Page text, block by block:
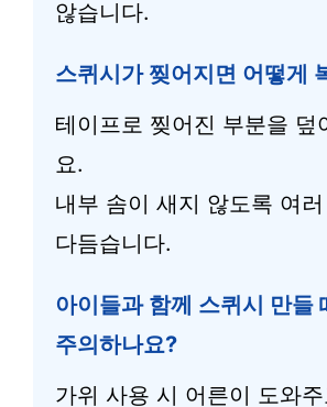
않습니다.
스퀴시가 찢어지면 어떻게
테이프로 찢어진 부분을 덮
요.
내부 솜이 새지 않도록 여
다듬습니다.
아이들과 함께 스퀴시 만들
주의하나요?
가위 사용 시 어른이 도와